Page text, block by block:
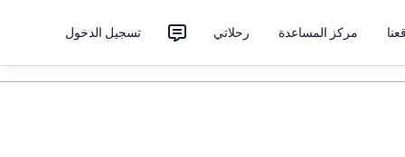
مركز المساعدة رحلاتي تسجيل الدخول